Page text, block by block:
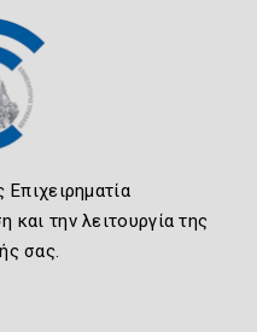
την λειτουργία της
σας.